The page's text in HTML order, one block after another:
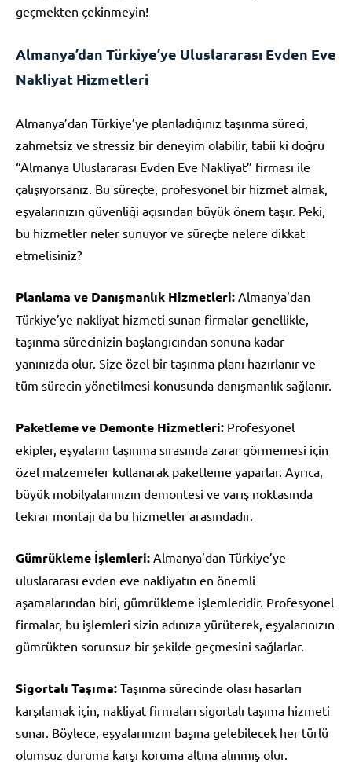
geçmekten çekinmeyin!
Almanya’dan Türkiye’ye Uluslararası Evden Eve
Nakliyat Hizmetleri
Almanya’dan Türkiye’ye planladığınız taşınma süreci,
zahmetsiz ve stressiz bir deneyim olabilir, tabii ki doğru
“Almanya Uluslararası Evden Eve Nakliyat” firması ile
çalışıyorsanız. Bu süreçte, profesyonel bir hizmet almak,
eşyalarınızın güvenliği açısından büyük önem taşır. Peki,
bu hizmetler neler sunuyor ve süreçte nelere dikkat
etmelisiniz?
Planlama ve Danışmanlık Hizmetleri: Almanya’dan
Türkiye’ye nakliyat hizmeti sunan firmalar genellikle,
taşınma sürecinizin başlangıcından sonuna kadar
yanınızda olur. Size özel bir taşınma planı hazırlanır ve
tüm sürecin yönetilmesi konusunda danışmanlık sağlanır.
Paketleme ve Demonte Hizmetleri: Profesyonel
ekipler, eşyaların taşınma sırasında zarar görmemesi için
özel malzemeler kullanarak paketleme yaparlar. Ayrıca,
büyük mobilyalarınızın demontesi ve varış noktasında
tekrar montajı da bu hizmetler arasındadır.
Gümrükleme İşlemleri: Almanya’dan Türkiye’ye
uluslararası evden eve nakliyatın en önemli
aşamalarından biri, gümrükleme işlemleridir. Profesyonel
firmalar, bu işlemleri sizin adınıza yürüterek, eşyalarınızın
gümrükten sorunsuz bir şekilde geçmesini sağlarlar.
Sigortalı Taşıma: Taşınma sürecinde olası hasarları
karşılamak için, nakliyat firmaları sigortalı taşıma hizmeti
sunar. Böylece, eşyalarınızın başına gelebilecek her türlü
olumsuz duruma karşı koruma altına alınmış olur.